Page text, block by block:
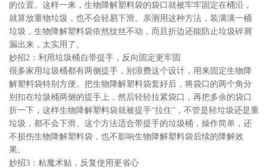
的位置。这样一来，生物降解塑料袋的袋口就被牢牢固定在桶沿，
就算放重物垃圾，也不会轻易下滑。亲测用这种方法，装满满一桶
垃圾，生物降解塑料袋依然纹丝不动，而且折边还能防止垃圾碎屑
漏出来，太实用了。
妙招2：利用垃圾桶自带提手，反向固定更牢固
很多家用垃圾桶都有两侧提手，别浪费这个设计，用来固定生物降
解塑料袋特别方便。把生物降解塑料袋套好后，将袋口的两个角分
别扣在垃圾桶两侧的提手上，然后轻轻拉紧袋口，再把多余的袋口
折一下，这样生物降解塑料袋就被提手“拉住”，不管是轻垃圾还是重
垃圾，都不会下滑。这个方法适合带提手的垃圾桶，操作简单，还
不损伤生物降解塑料袋，也不影响生物降解塑料袋后续的降解效
果。
妙招3：粘魔术贴，反复使用更省心